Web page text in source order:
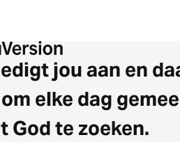
jou aan en
elke dag
God te zoeken.